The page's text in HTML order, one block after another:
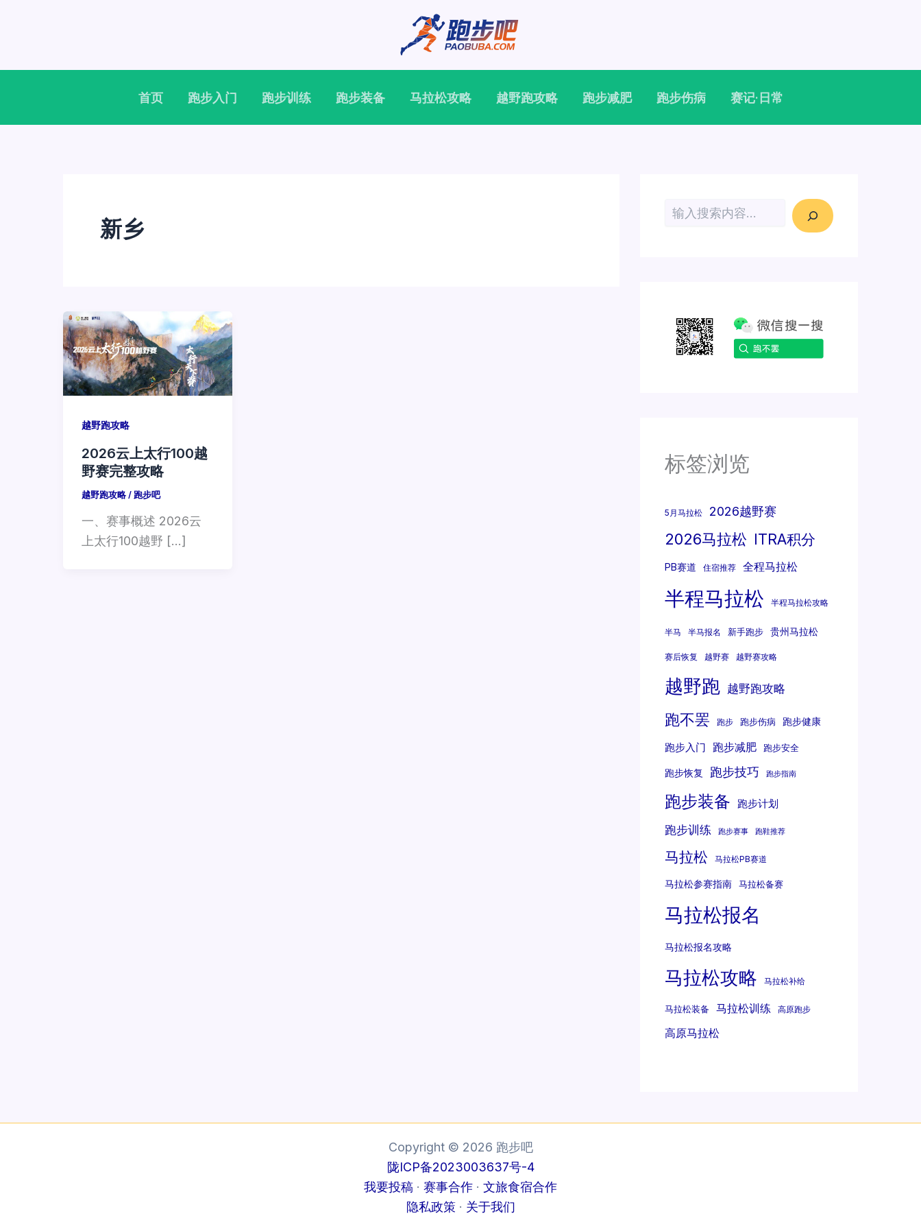
容
首页
跑步入门 跑步训练 跑步装备 马拉松攻略 越野跑攻略 跑步减肥 跑步伤病 赛记·日常
新乡
越野跑攻略
2026云上太行100越
野赛完整攻略
越野跑攻略/ 跑步吧
一、赛事概述 2026云
上太行100越野 […]
搜索
标签浏览
5月马拉松 2026越野赛
2026马拉松 ITRA积分
PB赛道 住宿推荐 全程马拉松
半程马拉松 半程马拉松攻略
半马 半马报名 新手跑步 贵州马拉松
赛后恢复 越野赛 越野赛攻略
越野跑 越野跑攻略
跑不罢 跑步 跑步伤病 跑步健康
跑步入门 跑步减肥 跑步安全
跑步恢复 跑步技巧 跑步指南
跑步装备 跑步计划
跑步训练 跑步赛事 跑鞋推荐
马拉松 马拉松PB赛道
马拉松参赛指南 马拉松备赛
马拉松报名
马拉松报名攻略
马拉松攻略 马拉松补给
马拉松装备 马拉松训练 高原跑步
高原马拉松
Copyright © 2026 跑步吧
陇ICP备2023003637号-4
我要投稿 · 赛事合作 · 文旅食宿合作
隐私政策· 关于我们